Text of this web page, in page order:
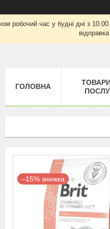
робочий час у будні дні з
ГОЛОВНА
–15%